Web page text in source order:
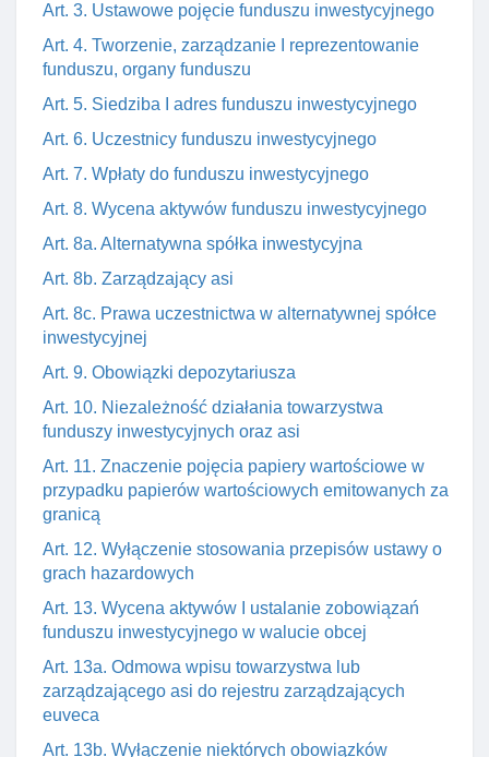
Art. 3. Ustawowe pojęcie funduszu inwestycyjnego
Art. 4. Tworzenie, zarządzanie I reprezentowanie
funduszu, organy funduszu
Art. 5. Siedziba I adres funduszu inwestycyjnego
Art. 6. Uczestnicy funduszu inwestycyjnego
Art. 7. Wpłaty do funduszu inwestycyjnego
Art. 8. Wycena aktywów funduszu inwestycyjnego
Art. 8a. Alternatywna spółka inwestycyjna
Art. 8b. Zarządzający asi
Art. 8c. Prawa uczestnictwa w alternatywnej spółce
inwestycyjnej
Art. 9. Obowiązki depozytariusza
Art. 10. Niezależność działania towarzystwa
funduszy inwestycyjnych oraz asi
Art. 11. Znaczenie pojęcia papiery wartościowe w
przypadku papierów wartościowych emitowanych za
granicą
Art. 12. Wyłączenie stosowania przepisów ustawy o
grach hazardowych
Art. 13. Wycena aktywów I ustalanie zobowiązań
funduszu inwestycyjnego w walucie obcej
Art. 13a. Odmowa wpisu towarzystwa lub
zarządzającego asi do rejestru zarządzających
euveca
Art. 13b. Wyłączenie niektórych obowiązków